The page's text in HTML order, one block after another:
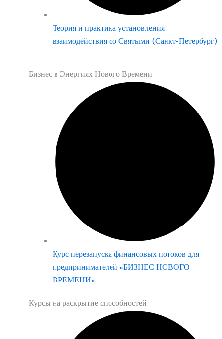
Теория и практика установления
взаимодействия со Святыми (Санкт-Петербург)
Бизнес в Энергиях Нового Времени
Курс перезапуска финансовых потоков для
предпринимателей «БИЗНЕС НОВОГО
ВРЕМЕНИ»
Курсы на раскрытие способностей